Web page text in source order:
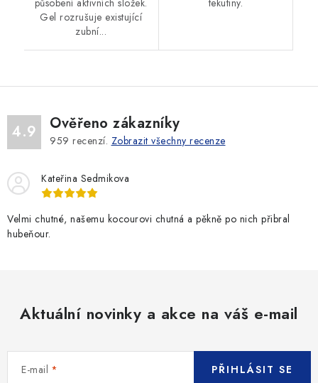
Gel rozrušuje existující
zubní...
4.9 Ověřeno zákazníky
959 recenzí. Zobrazit všechny recenze
Kateřina Sedmikova
Velmi chutné, našemu kocourovi chutná a pěkně po nich přibral
hubeňour.
Aktuální novinky a akce na váš e-mail
E-mail PŘIHLÁSIT SE